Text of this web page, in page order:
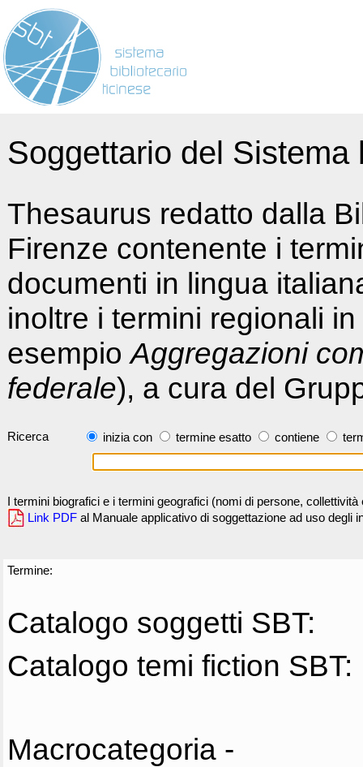
Soggettario del
Thesaurus redatto dalla
Firenze contenente i
documenti in lingua
inoltre i termini regionali
esempioAggregazioni
federale), a cura del
Ricerca inizia con termine esatto contiene
I termini biografici e i termini geografici (nomi di persone,
Link PDF al Manuale applicativo di soggettazione ad uso degli
Termine:
Catalogo soggetti SBT:
Catalogo temi fiction SBT:
Macrocategoria -